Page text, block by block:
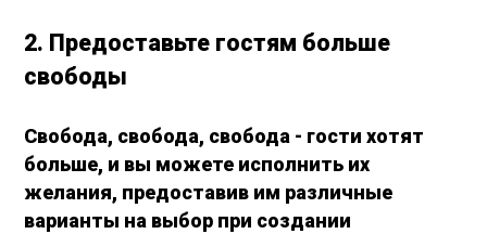
2. Предоставьте гостям больше
свободы
Свобода, свобода, свобода - гости хотят
больше, и вы можете исполнить их
желания, предоставив им различные
варианты на выбор при создании